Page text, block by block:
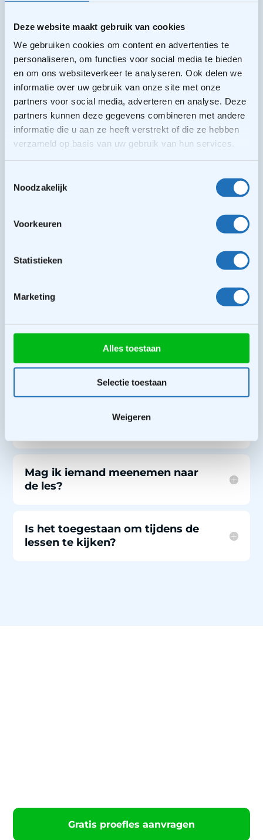
Deze website maakt gebruik van cookies
We gebruiken cookies om content en advertenties te
personaliseren, om functies voor social media te bieden
en om ons websiteverkeer te analyseren. Ook delen we
informatie over uw gebruik van onze site met onze
partners voor social media, adverteren en analyse. Deze
partners kunnen deze gegevens combineren met andere
informatie die u aan ze heeft verstrekt of die ze hebben
verzameld op basis van uw gebruik van hun services.
Noodzakelijk
Voorkeuren
Statistieken
Marketing
Alles toestaan
Selectie toestaan
Weigeren
Aanmelden
Geen inschrijfkosten
Veelgestelde vragen
Freerunlessen te hoog?
Welke kleding is geschikt om te
Hoe lang duurt het om vaardig te
Is er een leeftijdsgrens voor
Mag ik iemand meenemen naar
de les?
Is het toegestaan om tijdens de
lessen te kijken?
Gratis proefles aanvragen